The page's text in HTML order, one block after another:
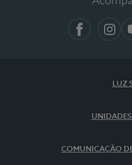
LUZ
COMUNICAÇÃO